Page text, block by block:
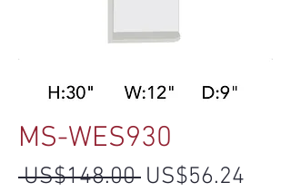
MS-WES930
US$148.00 一般價格
US$56.24